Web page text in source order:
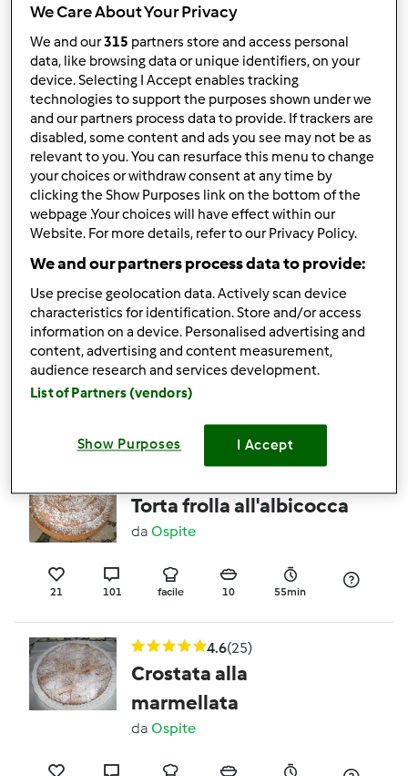
Annulla
Testata ufficialmente
CROSTATA
AUTUNNALE
daTeam Bimby
0 2 facile 10 35min
Testata ufficialmente
Torta di frutta
daOspite
-- 40min
Torta frolla all'albicocca
da Ospite
21 101 facile 10 55min
4.6(25)
Crostata alla
marmellata
da Ospite
We Care About Your Privacy
We and our315 partners store and access personal
data, like browsing data or unique identifiers, on your
device. Selecting I Accept enables tracking
technologies to support the purposes shown under we
and our partners process data to provide. If trackers are
disabled, some content and ads you see may not be as
relevant to you. You can resurface this menu to change
your choices or withdraw consent at any time by
clicking the Show Purposes link on the bottom of the
webpage .Your choices will have effect within our
Website. For more details, refer to our Privacy Policy.
We and our partners process data to provide:
Use precise geolocation data. Actively scan device
characteristics for identification. Store and/or access
information on a device. Personalised advertising and
content, advertising and content measurement,
audience research and services development.
List of Partners (vendors)
Show Purposes I Accept